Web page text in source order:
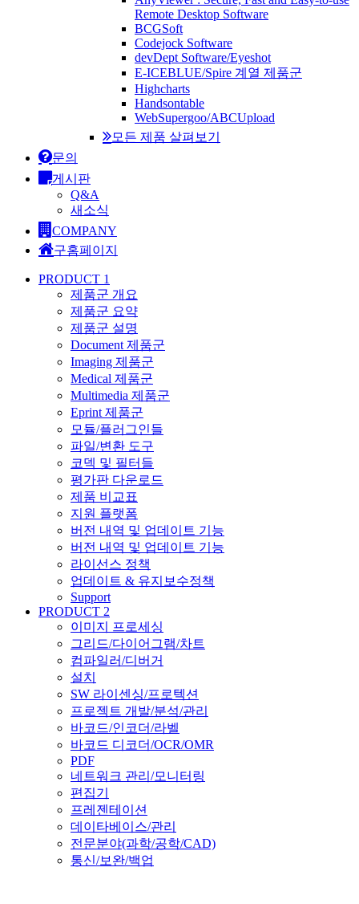
Remote Desktop Software
BCGSoft
Codejock Software
devDept Software/Eyeshot
E-ICEBLUE/Spire 계열 제품군
Highcharts
Handsontable
WebSupergoo/ABCUpload
모든 제품 살펴보기
문의
게시판
Q&A
새소식
COMPANY
구홈페이지
PRODUCT 1
제품군 개요
제품군 요약
제품군 설명
Document 제품군
Imaging 제품군
Medical 제품군
Multimedia 제품군
Eprint 제품군
모듈/플러그인들
파일/변환 도구
코덱 및 필터들
평가판 다운로드
제품 비교표
지원 플랫폼
버전 내역 및 업데이트 기능
버전 내역 및 업데이트 기능
라이선스 정책
업데이트 & 유지보수정책
Support
PRODUCT 2
이미지 프로세싱
그리드/다이어그램/차트
컴파일러/디버거
설치
SW 라이센싱/프로텍션
프로젝트 개발/분석/관리
바코드/인코더/라벨
바코드 디코더/OCR/OMR
PDF
네트워크 관리/모니터링
편집기
프레젠테이션
데이타베이스/관리
전문분야(과학/공학/CAD)
통신/보완/백업